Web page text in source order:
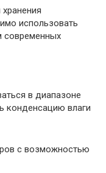
использовать
современных
в диапазоне
конденсацию влаги
с возможностью